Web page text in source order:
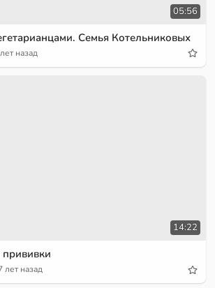
05:56
Семья Котельниковых
назад
14:22
лет назад